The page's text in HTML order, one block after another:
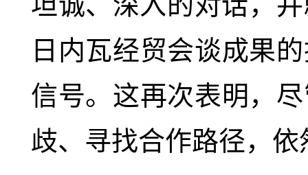
日内瓦经贸会谈成果
信号。这再次表明，
歧、寻找合作路径，